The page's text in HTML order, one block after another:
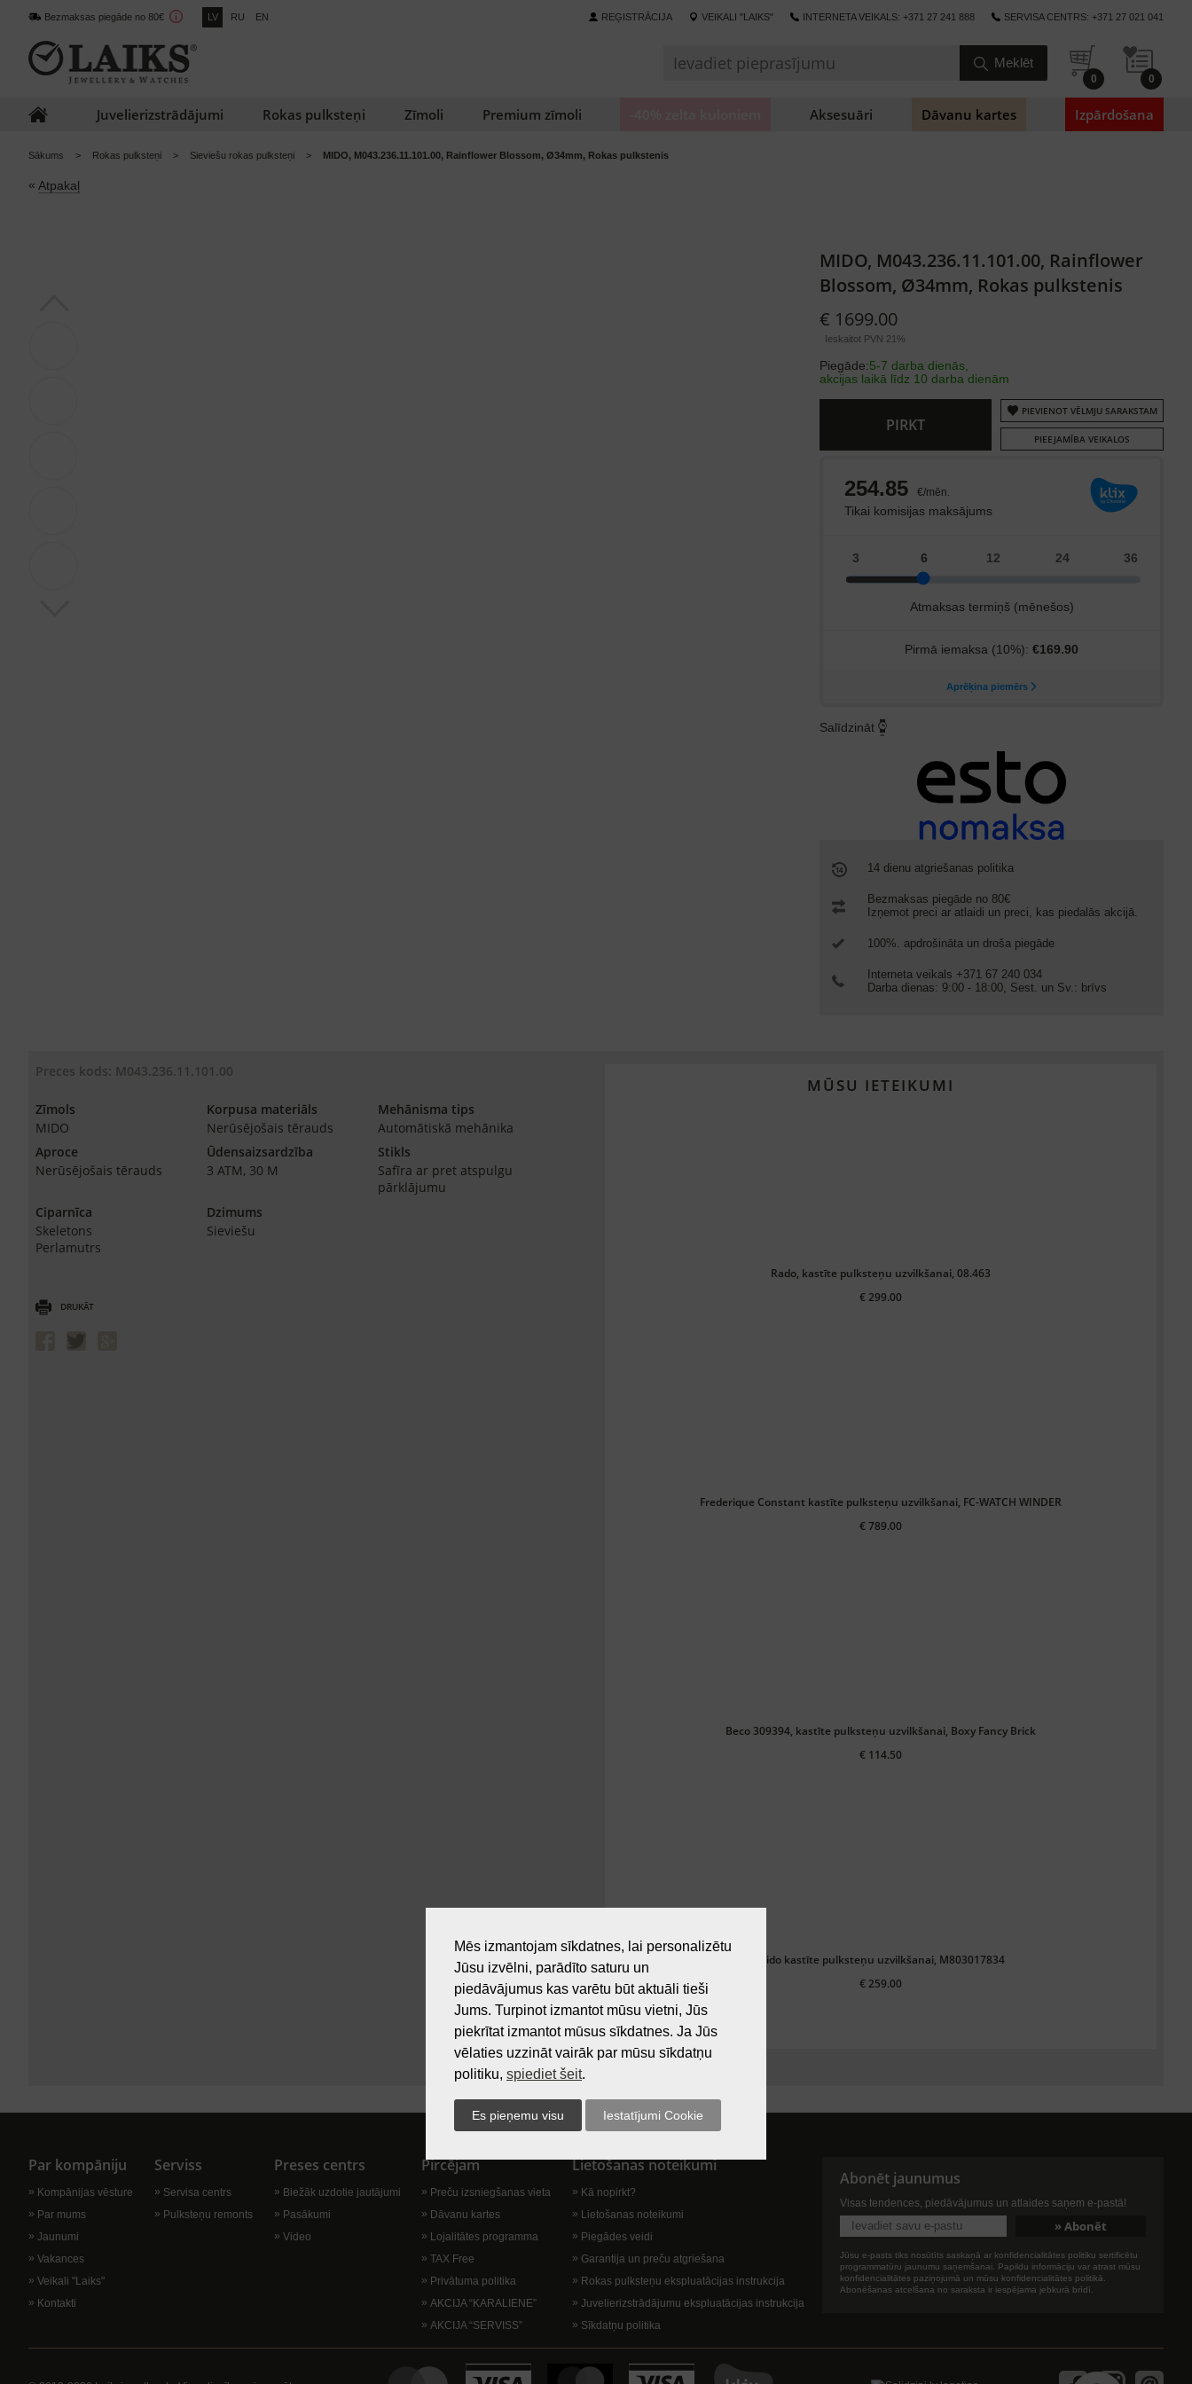
Bezmaksas piegāde no 80€ LV RU EN REĢISTRĀCIJA VEIKALI "LAIKS" INTERNETA VEIKALS: +371 27 241 888 SERVISA CENTRS: +371 27 021 041
0 0
Juvelierizstrādājumi Rokas pulksteņi Zīmoli Premium zīmoli Aksesuāri Dāvanu kartes Izpārdošana
Sākums Rokas pulksteņi Sieviešu rokas pulksteņi MIDO, M043.236.11.101.00, Rainflower Blossom, Ø34mm, Rokas pulkstenis
« Atpakaļ
MIDO, M043.236.11.101.00, Rainflower
Blossom, Ø34mm, Rokas pulkstenis
€ 1699.00
Ieskaitot PVN 21%
Piegāde:5-7 darba dienās,
akcijas laikā līdz 10 darba dienām
PIRKT
PIEVIENOT VĒLMJU SARAKSTAM
PIEEJAMĪBA VEIKALOS
Salīdzināt
14 dienu atgriešanas politika
Bezmaksas piegāde no 80€
Izņemot preci ar atlaidi un preci, kas piedalās akcijā.
100%. apdrošināta un droša piegāde
Interneta veikals +371 67 240 034
Darba dienas: 9:00 - 18:00, Sest. un Sv.: brīvs
Preces kods: M043.236.11.101.00
Zīmols
MIDO
Korpusa materiāls
Nerūsējošais tērauds
Mehānisma tips
Automātiskā mehānika
Aproce
Nerūsējošais tērauds
Ūdensaizsardzība
3 ATM, 30 M
Stikls
Safīra ar pret atspulgu
pārklājumu
Ciparnīca
Skeletons
Perlamutrs
Dzimums
Sieviešu
DRUKĀT
MŪSU IETEIKUMI
Rado, kastīte pulksteņu uzvilkšanai, 08.463
€ 299.00
Frederique Constant kastīte pulksteņu uzvilkšanai, FC-WATCH WINDER
€ 789.00
Beco 309394, kastīte pulksteņu uzvilkšanai, Boxy Fancy Brick
€ 114.50
Mido kastīte pulksteņu uzvilkšanai, M803017834
€ 259.00
Par kompāniju
Kompānijas vēsture
Par mums
Jaunumi
Vakances
Veikali "Laiks"
Kontakti
Serviss
Servisa centrs
Pulksteņu remonts
Preses centrs
Biežāk uzdotie jautājumi
Pasākumi
Video
Pircējam
Preču izsniegšanas vieta
Dāvanu kartes
Lojalitātes programma
TAX Free
Privātuma politika
AKCIJA “KARALIENE”
AKCIJA “SERVISS”
Lietošanas noteikumi
Kā nopirkt?
Lietošanas noteikumi
Piegādes veidi
Garantija un preču atgriešana
Rokas pulksteņu ekspluatācijas instrukcija
Juvelierizstrādājumu ekspluatācijas instrukcija
Sīkdatņu politika
Abonēt jaunumus
Visas tendences, piedāvājumus un atlaides saņem e-pastā!
Jūsu e-pasts tiks nosūtīts saskaņā ar konfidencialitātes politiku sertificētu
programmatūru jaunumu saņemšanai. Papildu informāciju var atrast mūsu
konfidencialitātes paziņojumā un mūsu konfidencialitātes politikā.
Abonēšanas atcelšana no saraksta ir iespējama jebkurā brīdī.
Mēs izmantojam sīkdatnes, lai personalizētu
Jūsu izvēlni, parādīto saturu un
piedāvājumus kas varētu būt aktuāli tieši
Jums. Turpinot izmantot mūsu vietni, Jūs
piekrītat izmantot mūsus sīkdatnes. Ja Jūs
vēlaties uzzināt vairāk par mūsu sīkdatņu
politiku, spiediet šeit.